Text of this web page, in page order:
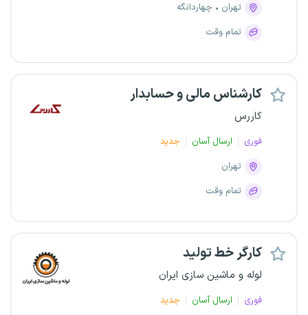
تهران
چهاردانگه
تمام وقت
کارشناس مالی و حسابدار
کاررس
فوری ارسال آسان
جدید
تهران
تمام وقت
کارگر خط تولید
لوله و ماشین سازی ایران
فوری ارسال آسان
جدید